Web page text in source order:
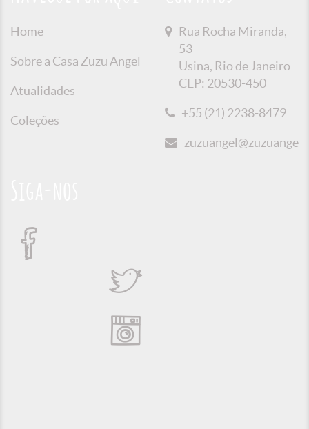
Home
Sobre a Casa Zuzu Angel
Atualidades
Coleções
Rua Rocha Miranda,
53
Usina, Rio de Janeiro
CEP: 20530-450
+55 (21) 2238-8479